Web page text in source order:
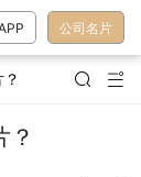
公司名片
 
？